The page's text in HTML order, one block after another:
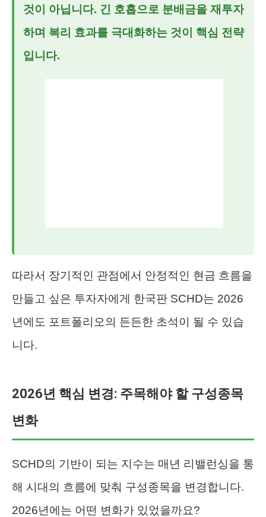
것이 아닙니다. 긴 호흡으로 분배금을 재투자
하며 복리 효과를 극대화하는 것이 핵심 전략
입니다.
따라서 장기적인 관점에서 안정적인 현금 흐름을
만들고 싶은 투자자에게 한국판 SCHD는 2026
년에도 포트폴리오의 든든한 초석이 될 수 있습
니다.
2026년 핵심 변경: 주목해야 할 구성종목
변화
SCHD의 기반이 되는 지수는 매년 리밸런싱을 통
해 시대의 흐름에 맞춰 구성종목을 변경합니다.
2026년에는 어떤 변화가 있었을까요?